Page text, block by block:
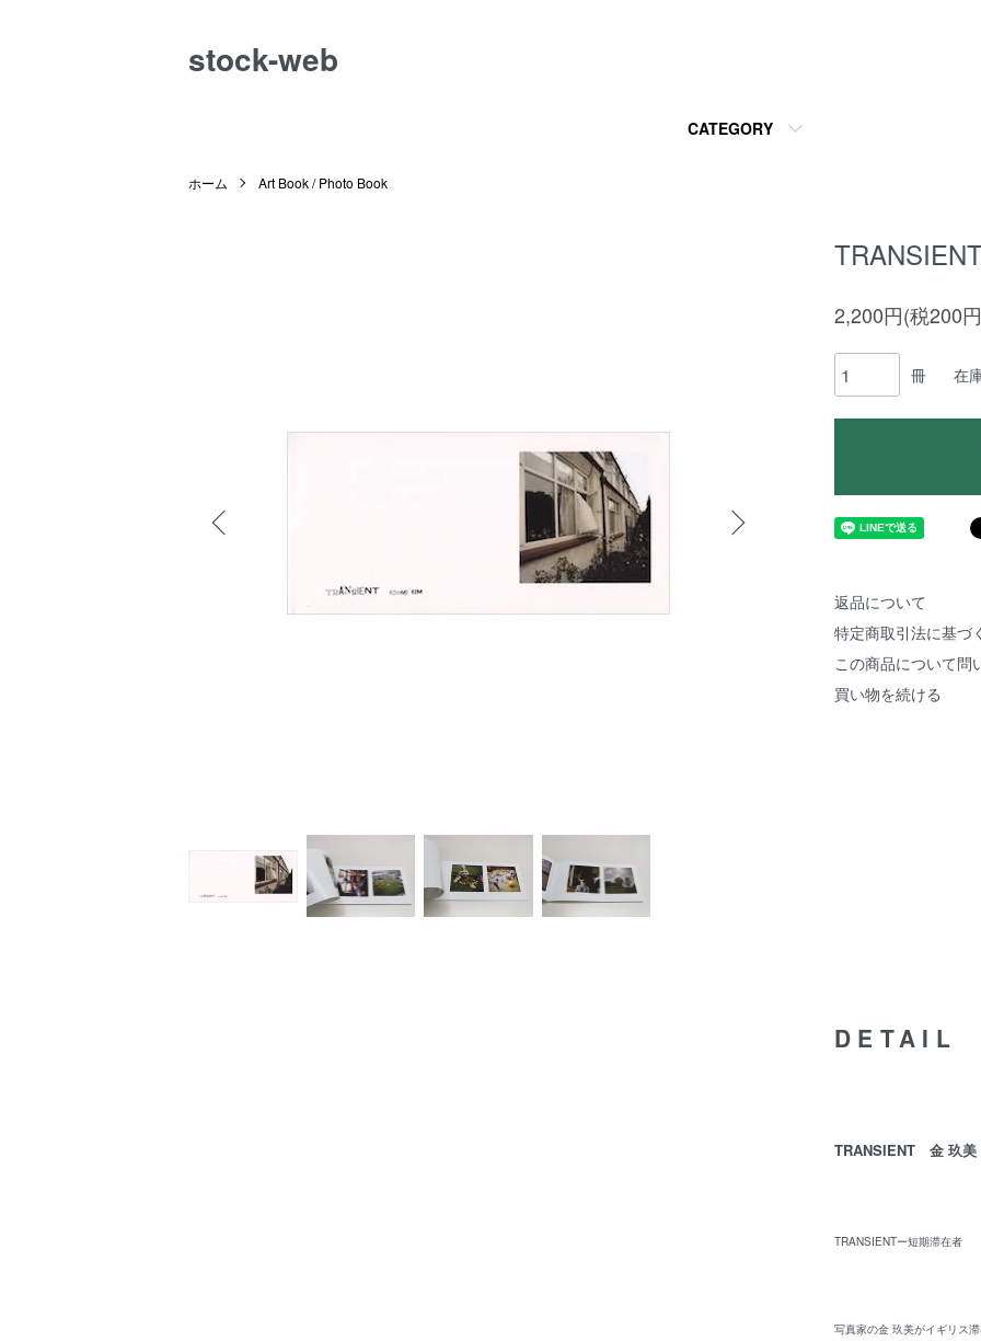
stock-web
CATEGORY
ホーム Art Book / Photo Book
2,200円(税200
冊 在
返品について
特定商取引法に基づ
この商品について問
買い物を続ける
DETAIL
TRANSIENT 金 玖美
TRANSIENTー短期滞在者
写真家の金 玖美がイギリス